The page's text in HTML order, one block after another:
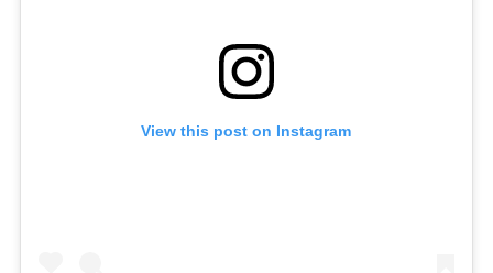
View this post on Instagram